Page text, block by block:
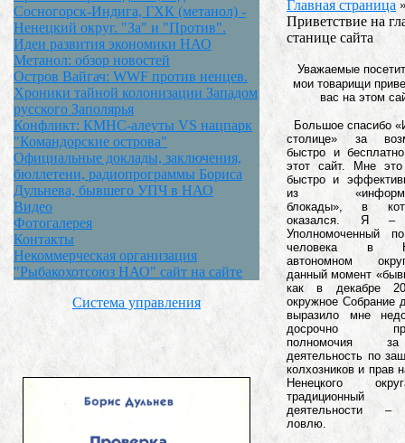
Сосногорск-Индига, ГХК (метанол) -
Ненецкий округ. "За" и "Против".
Идеи развития экономики НАО
Метанол: обзор новостей
Остров Вайгач: WWF против ненцев.
Хроники тайной колонизации Западом
русского Заполярья
Конфликт: КМНС-алеуты VS нацпарк
"Командорские острова"
Официальные доклады, заключения,
бюллетени, радиопрограммы Бориса
Дульнева, бывшего УПЧ в НАО
Видео
Фотогалерея
Контакты
Некоммерческая организация
"Рыбакохотсоюз НАО" сайт на сайте
Система управления
Главная страница
Приветствие на
станице сайта
Уважаемые
мои товарищи
вас на этом
Большое спасибо
столице» за
быстро и
этот сайт. Мне это
быстро и
из
блокады», в
оказался. Я –
Уполномоченный
человека в
автономном
данный момент
как в декабре
окружное Собрание
выразило мне
досрочно
полномочия
деятельность по
колхозников и прав
Ненецкого
деятельности –
ловлю.